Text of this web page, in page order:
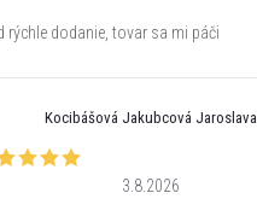
rýchle dodanie, tovar sa mi páči
Kocibášová Jakubcová Jaroslava
3.8.2026